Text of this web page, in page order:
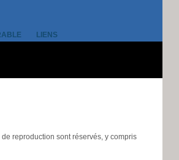
LIENS
reproduction sont réservés, y compris